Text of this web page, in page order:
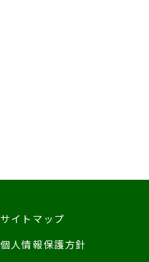
サイトマップ
個人情報保護方針